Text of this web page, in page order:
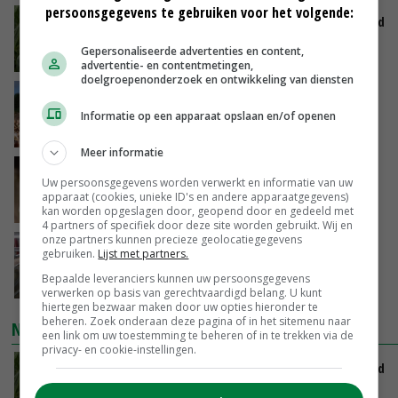
Limburgse mais van Frijns doet het verrassend
VANDAAG, 10:00
aardappelen
weg
VANDAAG, 08:59
‘Door hittegolf is aantal terugkomers bij
zeugen verdubbeld’
VANDAAG, 06:19
NIEUWSTE VIDEO'S
Limburgse mais van Frijns doet het verrassend
goed
persoonsgegevens te gebruiken voor het volgende:
Gepersonaliseerde advertenties en content,
advertentie- en contentmetingen,
doelgroepenonderzoek en ontwikkeling van diensten
Informatie op een apparaat opslaan en/of openen
Meer informatie
Uw persoonsgegevens worden verwerkt en informatie van uw
apparaat (cookies, unieke ID's en andere apparaatgegevens)
kan worden opgeslagen door, geopend door en gedeeld met
4 partners of specifiek door deze site worden gebruikt. Wij en
onze partners kunnen precieze geolocatiegegevens
gebruiken. Lijst met partners.
Bepaalde leveranciers kunnen uw persoonsgegevens
verwerken op basis van gerechtvaardigd belang. U kunt
hiertegen bezwaar maken door uw opties hieronder te
beheren. Zoek onderaan deze pagina of in het sitemenu naar
een link om uw toestemming te beheren of in te trekken via de
privacy- en cookie-instellingen.